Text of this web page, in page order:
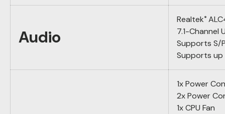
Audio
Realtek®
7.1-Channel
Supports S/
Supports
1x Power
2x Power
1x CPU Fan